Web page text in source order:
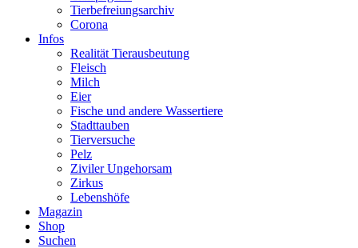
Tierbefreiungsarchiv
Corona
Infos
Realität Tierausbeutung
Fleisch
Milch
Eier
Fische und andere Wassertiere
Stadttauben
Tierversuche
Pelz
Ziviler Ungehorsam
Zirkus
Lebenshöfe
Magazin
Shop
Suchen